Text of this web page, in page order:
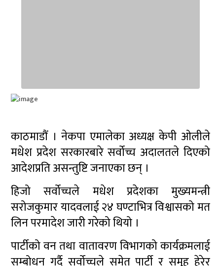
काठमाडौं । नेकपा एमालेका अध्यक्ष केपी ओलीले
मधेश प्रदेश सरकारबारे सर्वोच्च अदालतले दिएको
आदेशप्रति असन्तुष्टि जनाएका छन् ।
हिजो सर्वोच्चले मधेश प्रदेशका मुख्यमन्त्री
सरोजकुमार यादवलाई २४ घण्टाभित्र विश्वासको मत
लिन परमादेश जारी गरेको थियो ।
पार्टीको वन तथा वातावरण विभागको कार्यक्रमलाई